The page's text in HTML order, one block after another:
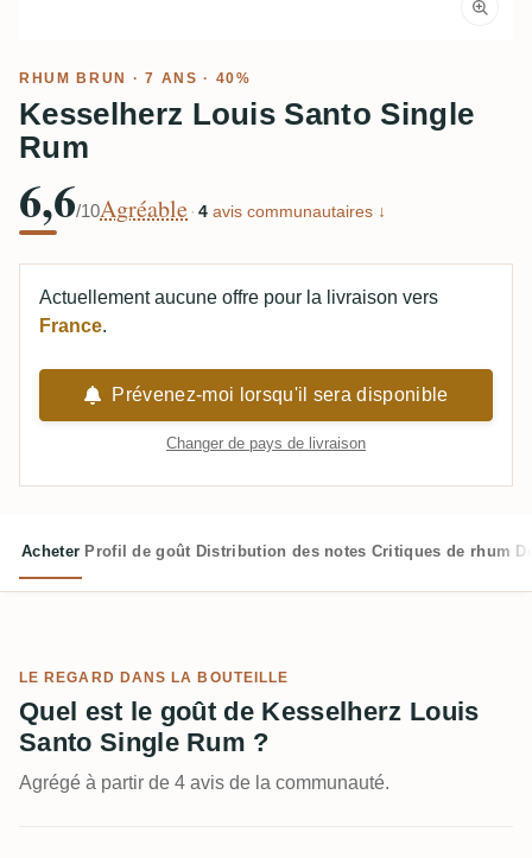
RHUM BRUN · 7 ANS · 40%
Kesselherz Louis Santo Single
Rum
6,6/10Agréable · 4 avis communautaires ↓
Actuellement aucune offre pour la livraison vers
France.
Prévenez-moi lorsqu'il sera disponible
Changer de pays de livraison
Acheter Profil de goût Distribution des notes Critiques de rhum
LE REGARD DANS LA BOUTEILLE
Quel est le goût de Kesselherz Louis
Santo Single Rum ?
Agrégé à partir de 4 avis de la communauté.